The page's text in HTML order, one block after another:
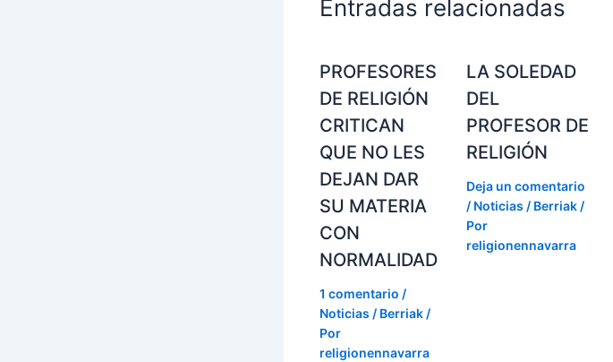
Entradas relacionadas
PROFESORES
DE RELIGIÓN
CRITICAN
QUE NO LES
DEJAN DAR
SU MATERIA
CON
NORMALIDAD
1 comentario /
Noticias / Berriak /
Por
religionennavarra
LA SOLEDAD
DEL
PROFESOR DE
RELIGIÓN
Deja un comentario
/ Noticias / Berriak/
Por
religionennavarra